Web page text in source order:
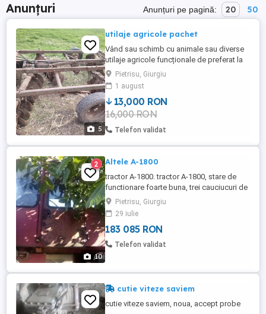
Anunțuri Anunțuri pe pagină: 20 50
5
utilaje agricole pachet
Vând sau schimb cu animale sau diverse
utilaje agricole funcționale de preferat la
pachet: combinator, disc, plug,
semănătoare păioase, semănătoare
porumb. Preț pachet 13000 lei!
Pietrisu, Giurgiu
1 august
13,000 RON
16,000 RON
Telefon validat
10
2 Altele A-1800
tractor A-1800. tractor A-1800, stare de
functionare foarte buna, trei cauciucuri de
rezerva, pompe de injectie de rezerva,
cardan de rezerva, accept probe
Pietrisu, Giurgiu
29 iulie
183 085 RON
Telefon validat
cutie viteze saviem
cutie viteze saviem, noua, accept probe